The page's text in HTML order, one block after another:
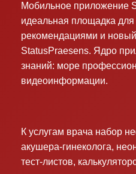
Мобильное приложение
идеальная площадка
рекомендациями и
StatusPraesens. Ядро
знаний: море
видеоинформации.
К услугам врача набор
акушера-гинеколога,
тест-листов,